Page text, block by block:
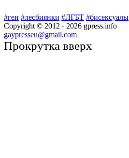
#геи #лесбиянки #ЛГБТ #бисексуалы
Copyright © 2012 - 2026 gpress.info
gaypresseu@gmail.com
Прокрутка вверх